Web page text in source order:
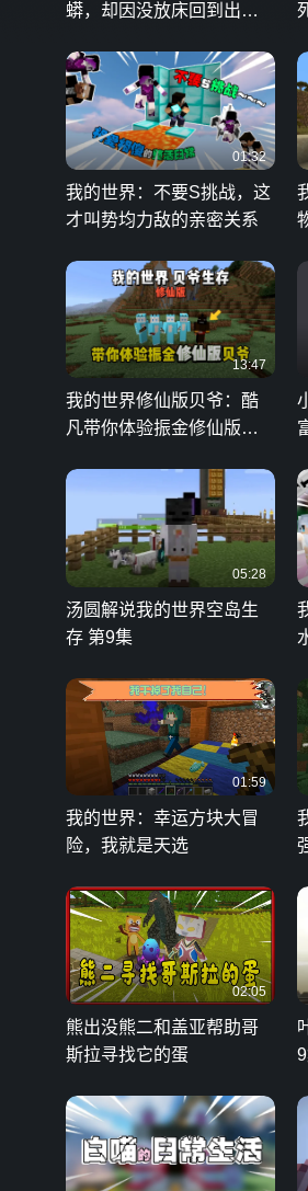
蟒，却因没放床回到出生
01:32
我的世界：不要S挑战，这
才叫势均力敌的亲密关系
13:47
我的世界修仙版贝爷：酷
凡带你体验振金修仙版贝
05:28
汤圆解说我的世界空岛生
存 第9集
01:59
我的世界：幸运方块大冒
险，我就是天选
02:05
熊出没熊二和盖亚帮助哥
斯拉寻找它的蛋